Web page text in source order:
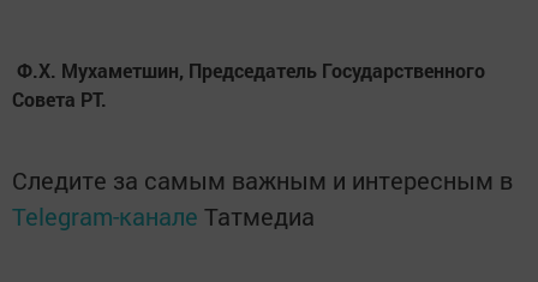
Ф.Х. Мухаметшин, Председатель Государственного
Совета РТ.
Следите за самым важным и интересным в
Telegram-канале Татмедиа